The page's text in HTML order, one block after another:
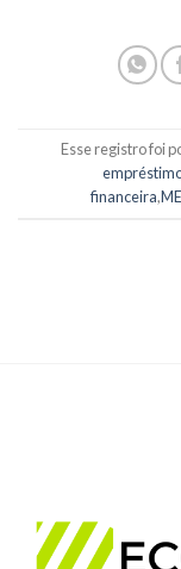
Esse registro foi
financeira,